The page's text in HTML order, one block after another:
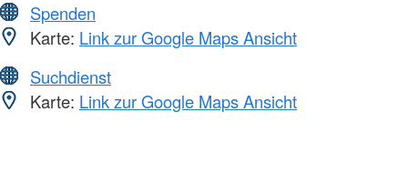
Spenden
Karte: Link zur Google Maps Ansicht
Suchdienst
Karte: Link zur Google Maps Ansicht